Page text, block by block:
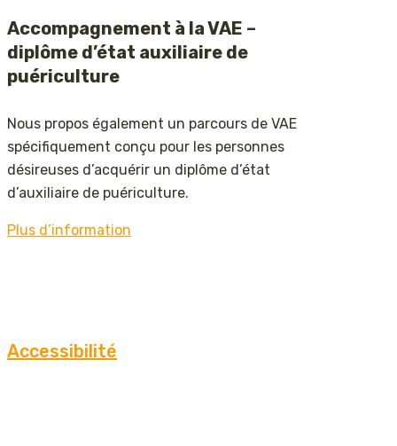
Accompagnement à la VAE –
diplôme d’état auxiliaire de
puériculture
Nous propos également un parcours de VAE
spécifiquement conçu pour les personnes
désireuses d’acquérir un diplôme d’état
d’auxiliaire de puériculture.
Plus d’information
Accessibilité